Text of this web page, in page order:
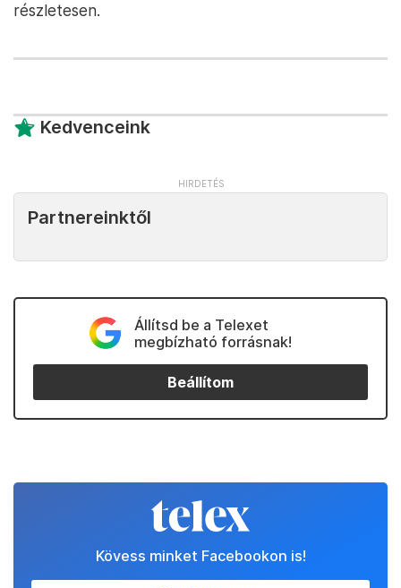
részletesen.
Kedvenceink
Partnereinktől
Állítsd be a Telexet
megbízható forrásnak!
Beállítom
Kövess minket Facebookon is!